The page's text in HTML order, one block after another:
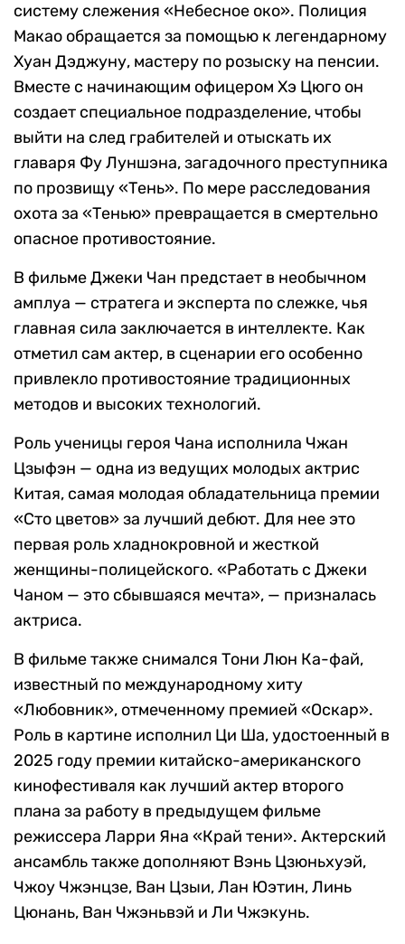
систему слежения «Небесное око». Полиция
Макао обращается за помощью к легендарному
Хуан Дэджуну, мастеру по розыску на пенсии.
Вместе с начинающим офицером Хэ Цюго он
создает специальное подразделение, чтобы
выйти на след грабителей и отыскать их
главаря Фу Луншэна, загадочного преступника
по прозвищу «Тень». По мере расследования
охота за «Тенью» превращается в смертельно
опасное противостояние.
В фильме Джеки Чан предстает в необычном
амплуа — стратега и эксперта по слежке, чья
главная сила заключается в интеллекте. Как
отметил сам актер, в сценарии его особенно
привлекло противостояние традиционных
методов и высоких технологий.
Роль ученицы героя Чана исполнила Чжан
Цзыфэн — одна из ведущих молодых актрис
Китая, самая молодая обладательница премии
«Сто цветов» за лучший дебют. Для нее это
первая роль хладнокровной и жесткой
женщины-полицейского. «Работать с Джеки
Чаном — это сбывшаяся мечта», — призналась
актриса.
В фильме также снимался Тони Люн Ка-фай,
известный по международному хиту
«Любовник», отмеченному премией «Оскар».
Роль в картине исполнил Ци Ша, удостоенный в
2025 году премии китайско-американского
кинофестиваля как лучший актер второго
плана за работу в предыдущем фильме
режиссера Ларри Яна «Край тени». Актерский
ансамбль также дополняют Вэнь Цзюньхуэй,
Чжоу Чжэнцзе, Ван Цзыи, Лан Юэтин, Линь
Цюнань, Ван Чжэньвэй и Ли Чжэкунь.